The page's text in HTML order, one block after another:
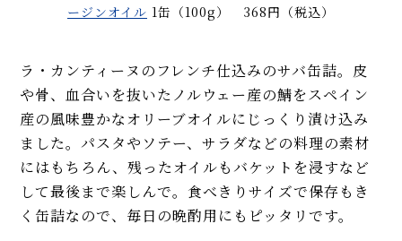
ージンオイル 1缶（100g） 368円（税込）
ラ・カンティーヌのフレンチ仕込みのサバ缶詰。皮
や骨、血合いを抜いたノルウェー産の鯖をスペイン
産の風味豊かなオリーブオイルにじっくり漬け込み
ました。パスタやソテー、サラダなどの料理の素材
にはもちろん、残ったオイルもバケットを浸すなど
して最後まで楽しんで。食べきりサイズで保存もき
く缶詰なので、毎日の晩酌用にもピッタリです。